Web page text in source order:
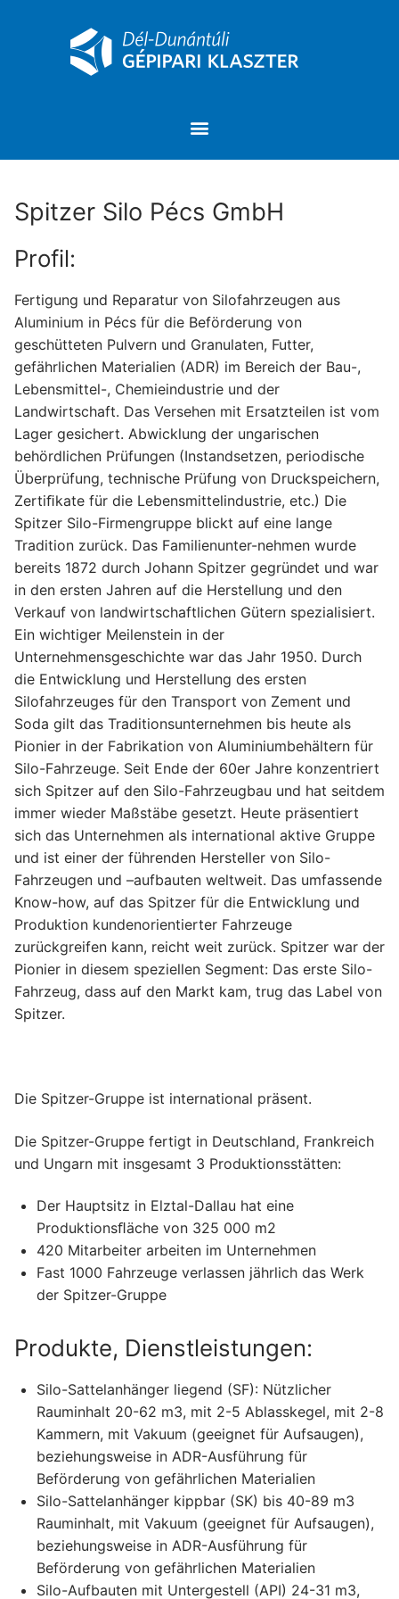
Spitzer Silo Pécs GmbH
Profil:
Fertigung und Reparatur von Silofahrzeugen aus
Aluminium in Pécs für die Beförderung von
geschütteten Pulvern und Granulaten, Futter,
gefährlichen Materialien (ADR) im Bereich der Bau-,
Lebensmittel-, Chemieindustrie und der
Landwirtschaft. Das Versehen mit Ersatzteilen ist vom
Lager gesichert. Abwicklung der ungarischen
behördlichen Prüfungen (Instandsetzen, periodische
Überprüfung, technische Prüfung von Druckspeichern,
Zertiﬁkate für die Lebensmittelindustrie, etc.) Die
Spitzer Silo-Firmengruppe blickt auf eine lange
Tradition zurück. Das Familienunter-nehmen wurde
bereits 1872 durch Johann Spitzer gegründet und war
in den ersten Jahren auf die Herstellung und den
Verkauf von landwirtschaftlichen Gütern spezialisiert.
Ein wichtiger Meilenstein in der
Unternehmensgeschichte war das Jahr 1950. Durch
die Entwicklung und Herstellung des ersten
Silofahrzeuges für den Transport von Zement und
Soda gilt das Traditionsunternehmen bis heute als
Pionier in der Fabrikation von Aluminiumbehältern für
Silo-Fahrzeuge. Seit Ende der 60er Jahre konzentriert
sich Spitzer auf den Silo-Fahrzeugbau und hat seitdem
immer wieder Maßstäbe gesetzt. Heute präsentiert
sich das Unternehmen als international aktive Gruppe
und ist einer der führenden Hersteller von Silo-
Fahrzeugen und –aufbauten weltweit. Das umfassende
Know-how, auf das Spitzer für die Entwicklung und
Produktion kundenorientierter Fahrzeuge
zurückgreifen kann, reicht weit zurück. Spitzer war der
Pionier in diesem speziellen Segment: Das erste Silo-
Fahrzeug, dass auf den Markt kam, trug das Label von
Spitzer.
Die Spitzer-Gruppe ist international präsent.
Die Spitzer-Gruppe fertigt in Deutschland, Frankreich
und Ungarn mit insgesamt 3 Produktionsstätten:
Der Hauptsitz in Elztal-Dallau hat eine
Produktionsﬂäche von 325 000 m2
420 Mitarbeiter arbeiten im Unternehmen
Fast 1000 Fahrzeuge verlassen jährlich das Werk
der Spitzer-Gruppe
Produkte, Dienstleistungen:
Silo-Sattelanhänger liegend (SF): Nützlicher
Rauminhalt 20-62 m3, mit 2-5 Ablasskegel, mit 2-8
Kammern, mit Vakuum (geeignet für Aufsaugen),
beziehungsweise in ADR-Ausführung für
Beförderung von gefährlichen Materialien
Silo-Sattelanhänger kippbar (SK) bis 40-89 m3
Rauminhalt, mit Vakuum (geeignet für Aufsaugen),
beziehungsweise in ADR-Ausführung für
Beförderung von gefährlichen Materialien
Silo-Aufbauten mit Untergestell (API) 24-31 m3,